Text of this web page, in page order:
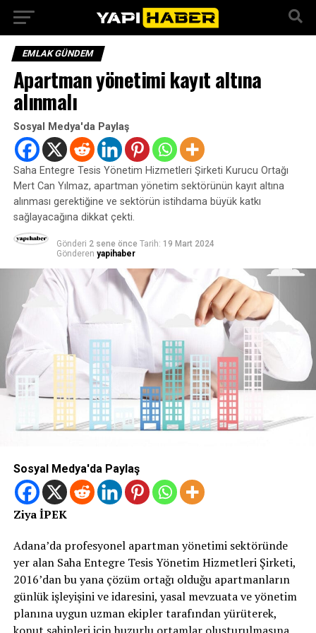
EMLAK GÜNDEM
Apartman yönetimi kayıt altına
alınmalı
Sosyal Medya'da Paylaş
Saha Entegre Tesis Yönetim Hizmetleri Şirketi Kurucu Ortağı
Mert Can Yılmaz, apartman yönetim sektörünün kayıt altına
alınması gerektiğine ve sektörün istihdama büyük katkı
sağlayacağına dikkat çekti.
Gönderi 2 sene önce Tarih: 19 Mart 2024
Gönderen yapihaber
Sosyal Medya'da Paylaş
Ziya İPEK
Adana’da profesyonel apartman yönetimi sektöründe
yer alan Saha Entegre Tesis Yönetim Hizmetleri Şirketi,
2016’dan bu yana çözüm ortağı olduğu apartmanların
günlük işleyişini ve idaresini, yasal mevzuata ve yönetim
planına uygun uzman ekipler tarafından yürüterek,